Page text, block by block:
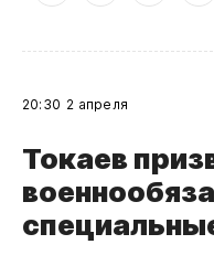
20:30 2 апреля
Токаев